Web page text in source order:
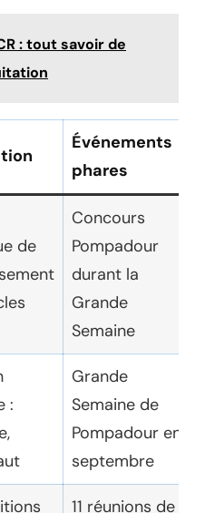
: tout savoir de
Événements
phares
de
Concours
Pompadour
durant la
Grande
Semaine
:
Grande
Semaine de
Pompadour en
septembre
11 réunions de